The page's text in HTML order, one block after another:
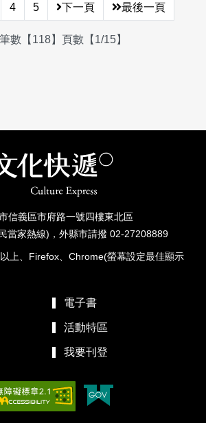
4 5 下一頁 最後一頁
數【118】頁數【1/15】
信義區市府路一號四樓東北區
當家熱線)，外縣市請撥 02-27208889
上、Firefox、Chrome(螢幕設定最佳顯示
電子書
活動特區
我要刊登